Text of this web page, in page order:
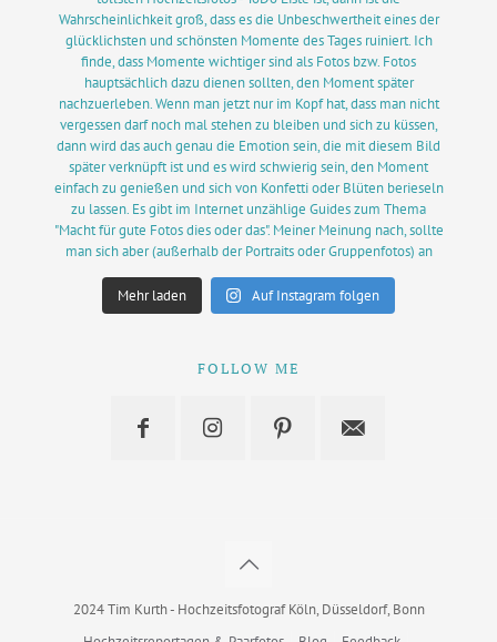
Mehr laden Auf Instagram folgen
FOLLOW ME
2024 Tim Kurth - Hochzeitsfotograf Köln, Düsseldorf, Bonn